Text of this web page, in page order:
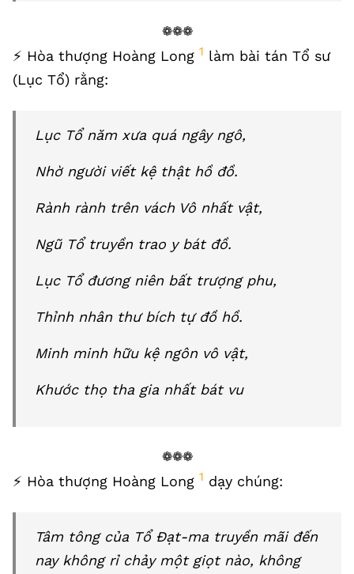
❁❁❁
⚡️ Hòa thượng Hoàng Long 1 làm bài tán Tổ sư
(Lục Tổ) rằng:
Lục Tổ năm xưa quá ngây ngô,
Nhờ người viết kệ thật hồ đồ.
Rành rành trên vách Vô nhất vật,
Ngũ Tổ truyền trao y bát đồ.
Lục Tổ đương niên bất trượng phu,
Thỉnh nhân thư bích tự đồ hồ.
Minh minh hữu kệ ngôn vô vật,
Khước thọ tha gia nhất bát vu
❁❁❁
⚡️ Hòa thượng Hoàng Long 1 dạy chúng:
Tâm tông của Tổ Đạt-ma truyền mãi đến
nay không rỉ chảy một giọt nào, không